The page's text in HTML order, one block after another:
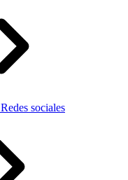
Redes sociales